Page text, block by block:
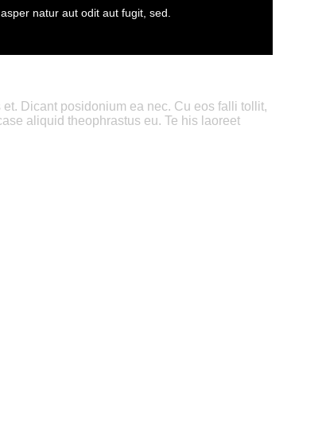
natur aut odit aut fugit, sed.
Dicant posidonium ea nec. Cu eos falli tollit,
aliquid theophrastus eu. Te his laoreet